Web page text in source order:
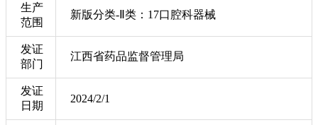
生产
范围
新版分类-Ⅱ类：17口腔科器械
发证
部门
江西省药品监督管理局
发证
日期
2024/2/1